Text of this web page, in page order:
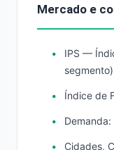
Mercado e
IPS —
segmento)
Índice de
Cidades,